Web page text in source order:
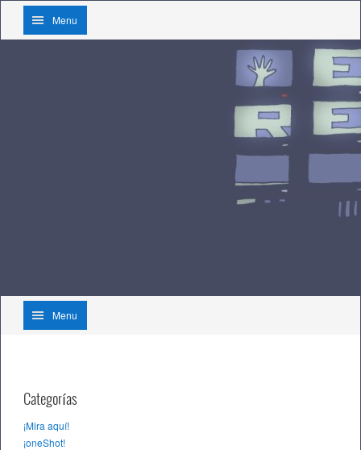
Menu
Menu
Categorías
¡Mira aquí!
¡oneShot!